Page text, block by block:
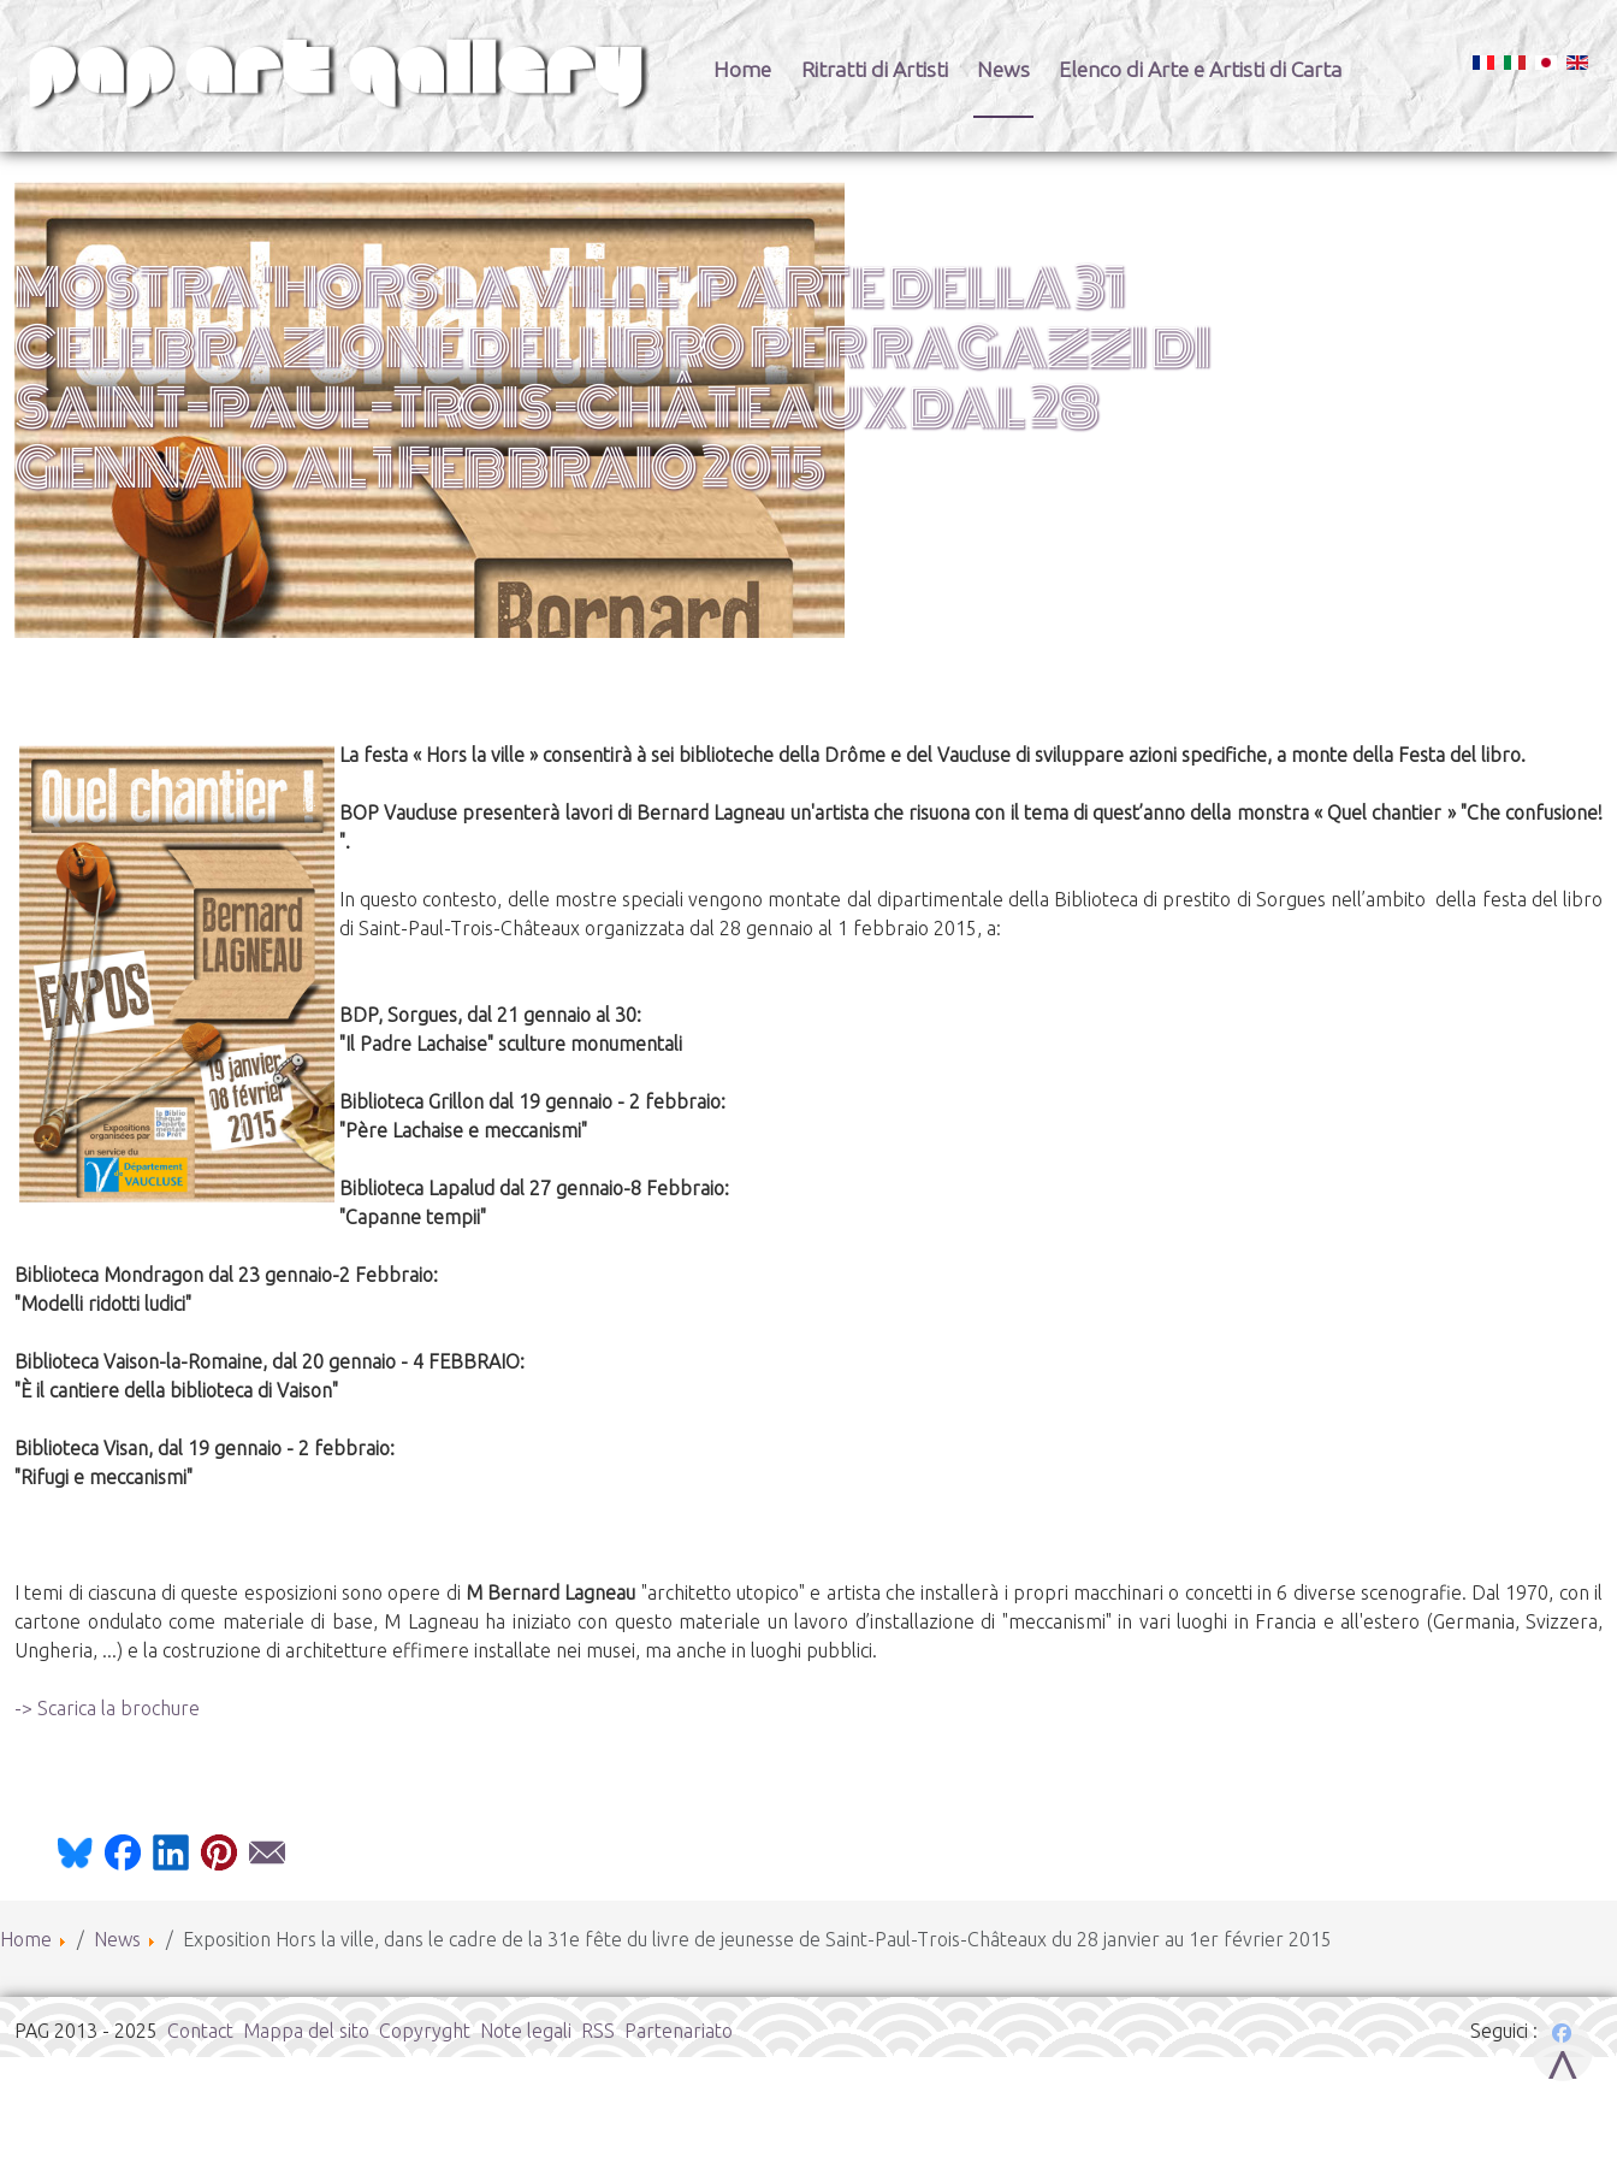
v
Home Ritratti di Artisti News Elenco di Arte e Artisti di Carta
MOSTRA 'HORS LA VILLE' PARTE DELLA 31
CELEBRAZIONE DEL LIBRO PER RAGAZZI DI
SAINT-PAUL-TROIS-CHÂTEAUX DAL 28
GENNAIO AL 1 FEBBRAIO 2015
La festa « Hors la ville » consentirà à sei biblioteche della Drôme e del Vaucluse di sviluppare azioni specifiche, a monte della Festa del libro.
BOP Vaucluse presenterà lavori di Bernard Lagneau un'artista che risuona con il tema di quest’anno della monstra « Quel chantier » "Che confusione!
".
In questo contesto, delle mostre speciali vengono montate dal dipartimentale della Biblioteca di prestito di Sorgues nell’ambito della festa del libro
di Saint-Paul-Trois-Châteaux organizzata dal 28 gennaio al 1 febbraio 2015, a:
BDP, Sorgues, dal 21 gennaio al 30:
"Il Padre Lachaise" sculture monumentali
Biblioteca Grillon dal 19 gennaio - 2 febbraio:
"Père Lachaise e meccanismi"
Biblioteca Lapalud dal 27 gennaio-8 Febbraio:
"Capanne tempii"
Biblioteca Mondragon dal 23 gennaio-2 Febbraio:
"Modelli ridotti ludici"
Biblioteca Vaison-la-Romaine, dal 20 gennaio - 4 FEBBRAIO:
"È il cantiere della biblioteca di Vaison"
Biblioteca Visan, dal 19 gennaio - 2 febbraio:
"Rifugi e meccanismi"
I temi di ciascuna di queste esposizioni sono opere di M Bernard Lagneau "architetto utopico" e artista che installerà i propri macchinari o concetti in 6 diverse scenografie. Dal 1970, con il
cartone ondulato come materiale di base, M Lagneau ha iniziato con questo materiale un lavoro d’installazione di "meccanismi" in vari luoghi in Francia e all'estero (Germania, Svizzera,
Ungheria, ...) e la costruzione di architetture effimere installate nei musei, ma anche in luoghi pubblici.
-> Scarica la brochure
Home News Exposition Hors la ville, dans le cadre de la 31e fête du livre de jeunesse de Saint-Paul-Trois-Châteaux du 28 janvier au 1er février 2015
PAG 2013 - 2025 Contact Mappa del sito Copyryght Note legali RSS Partenariato Seguici :
^